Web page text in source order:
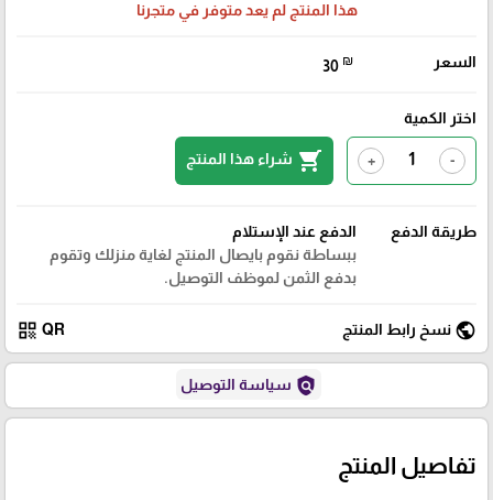
هذا المنتج لم يعد متوفر في متجرنا
السعر 30 ₪
اختر الكمية
-
+
shopping_cart شراء هذا المنتج
طريقة الدفع
الدفع عند الإستلام
ببساطة نقوم بايصال المنتج لغاية منزلك وتقوم
بدفع الثمن لموظف التوصيل.
public نسخ رابط المنتج QR
qr_code
policy سياسة التوصيل
تفاصيل المنتج